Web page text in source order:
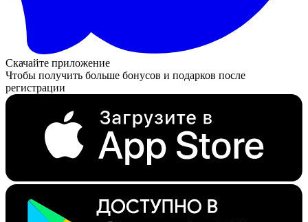
Скачайте приложение
Чтобы получить больше бонусов и подарков после
регистрации